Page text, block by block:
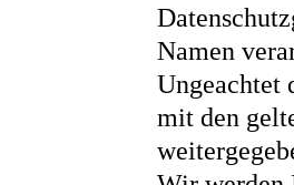
Namen
Ungeachtet
mit den